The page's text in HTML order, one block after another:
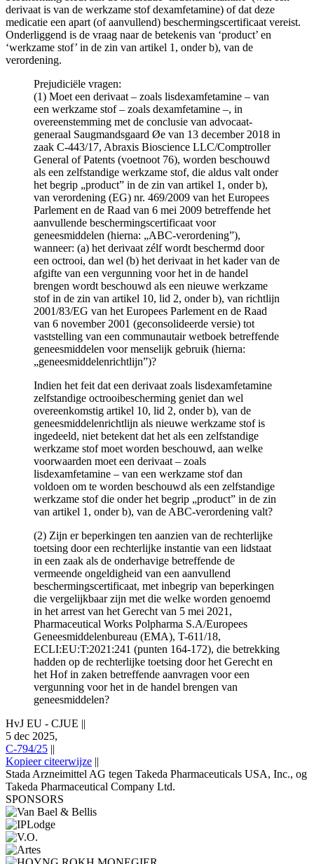
derivaat is van de werkzame stof dexamfetamine) of dat deze
medicatie een apart (of aanvullend) beschermingscertificaat vereist.
Onderliggend is de vraag naar de betekenis van ‘product’ en
‘werkzame stof’ in de zin van artikel 1, onder b), van de
verordening.
Prejudiciële vragen:
(1) Moet een derivaat – zoals lisdexamfetamine – van
een werkzame stof – zoals dexamfetamine –, in
overeenstemming met de conclusie van advocaat-
generaal Saugmandsgaard Øe van 13 december 2018 in
zaak C-443/17, Abraxis Bioscience LLC/Comptroller
General of Patents (voetnoot 76), worden beschouwd
als een zelfstandige werkzame stof, die aldus valt onder
het begrip „product” in de zin van artikel 1, onder b),
van verordening (EG) nr. 469/2009 van het Europees
Parlement en de Raad van 6 mei 2009 betreffende het
aanvullende beschermingscertificaat voor
geneesmiddelen (hierna: „ABC-verordening”),
wanneer: (a) het derivaat zélf wordt beschermd door
een octrooi, dan wel (b) het derivaat in het kader van de
afgifte van een vergunning voor het in de handel
brengen wordt beschouwd als een nieuwe werkzame
stof in de zin van artikel 10, lid 2, onder b), van richtlijn
2001/83/EG van het Europees Parlement en de Raad
van 6 november 2001 (geconsolideerde versie) tot
vaststelling van een communautair wetboek betreffende
geneesmiddelen voor menselijk gebruik (hierna:
„geneesmiddelenrichtlijn”)?
Indien het feit dat een derivaat zoals lisdexamfetamine
zelfstandige octrooibescherming geniet dan wel
overeenkomstig artikel 10, lid 2, onder b), van de
geneesmiddelenrichtlijn als nieuwe werkzame stof is
ingedeeld, niet betekent dat het als een zelfstandige
werkzame stof moet worden beschouwd, aan welke
voorwaarden moet een derivaat – zoals
lisdexamfetamine – van een werkzame stof dan
voldoen om te worden beschouwd als een zelfstandige
werkzame stof die onder het begrip „product” in de zin
van artikel 1, onder b), van de ABC-verordening valt?
(2) Zijn er beperkingen ten aanzien van de rechterlijke
toetsing door een rechterlijke instantie van een lidstaat
in een zaak als de onderhavige betreffende de
vermeende ongeldigheid van een aanvullend
beschermingscertificaat, met inbegrip van beperkingen
die vergelijkbaar zijn met die welke worden genoemd
in het arrest van het Gerecht van 5 mei 2021,
Pharmaceutical Works Polpharma S.A/Europees
Geneesmiddelenbureau (EMA), T-611/18,
ECLI:EU:T:2021:241 (punten 164-172), die betrekking
hadden op de rechterlijke toetsing door het Gerecht en
het Hof in zaken betreffende aanvragen voor een
vergunning voor het in de handel brengen van
geneesmiddelen?
HvJ EU - CJUE ||
5 dec 2025,
C-794/25 ||
Kopieer citeerwijze ||
Stada Arzneimittel AG tegen Takeda Pharmaceuticals USA, Inc., og
Takeda Pharmaceutical Company Ltd.
SPONSORS